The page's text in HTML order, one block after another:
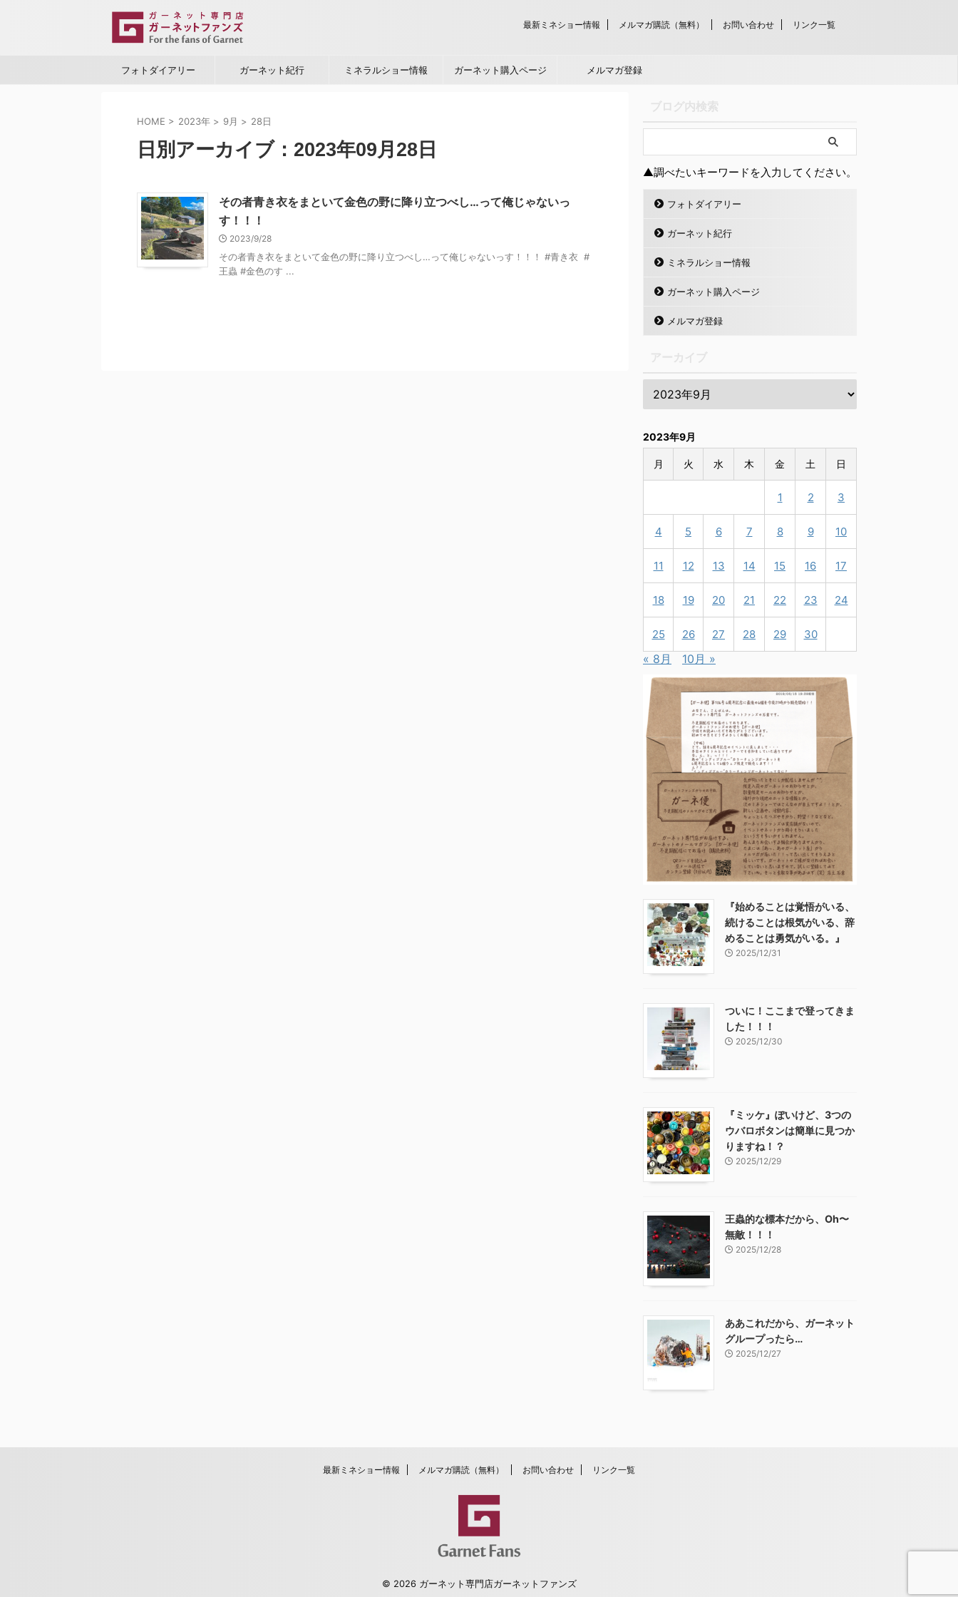
最新ミネショー情報 メルマガ購読（無料） お問い合わせ リンク一覧
フォトダイアリー ガーネット紀行 ミネラルショー情報 ガーネット購入ページ メルマガ登録
HOME > 2023年 > 9月 > 28日
日別アーカイブ：2023年09月28日
その者青き衣をまといて金色の野に降り立つべし…って俺じゃないっ
す！！！
2023/9/28
その者青き衣をまといて金色の野に降り立つべし…って俺じゃないっす！！！ #青き衣 #
王蟲 #金色のす ...
▲調べたいキーワードを入力してください。
フォトダイアリー
ガーネット紀行
ミネラルショー情報
ガーネット購入ページ
メルマガ登録
2023年9月
月 火 水 木 金 土 日
1 2 3
4 5 6 7 8 9 10
11 12 13 14 15 16 17
18 19 20 21 22 23 24
25 26 27 28 29 30
« 8月 10月 »
『始めることは覚悟がいる、
続けることは根気がいる、辞
めることは勇気がいる。』
2025/12/31
ついに！ここまで登ってきま
した！！！
2025/12/30
『ミッケ』ぽいけど、3つの
ウバロボタンは簡単に見つか
りますね！？
2025/12/29
王蟲的な標本だから、Oh〜
無敵！！！
2025/12/28
ああこれだから、ガーネット
グループったら…
2025/12/27
最新ミネショー情報 メルマガ購読（無料） お問い合わせ リンク一覧
© 2026 ガーネット専門店ガーネットファンズ